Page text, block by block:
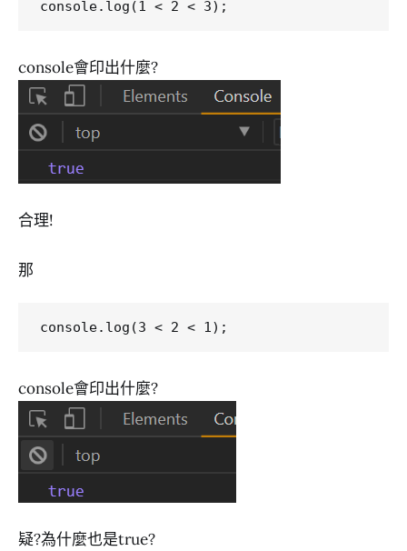
console會印出什麼?
合理!
那
console會印出什麼?
疑?為什麼也是true?